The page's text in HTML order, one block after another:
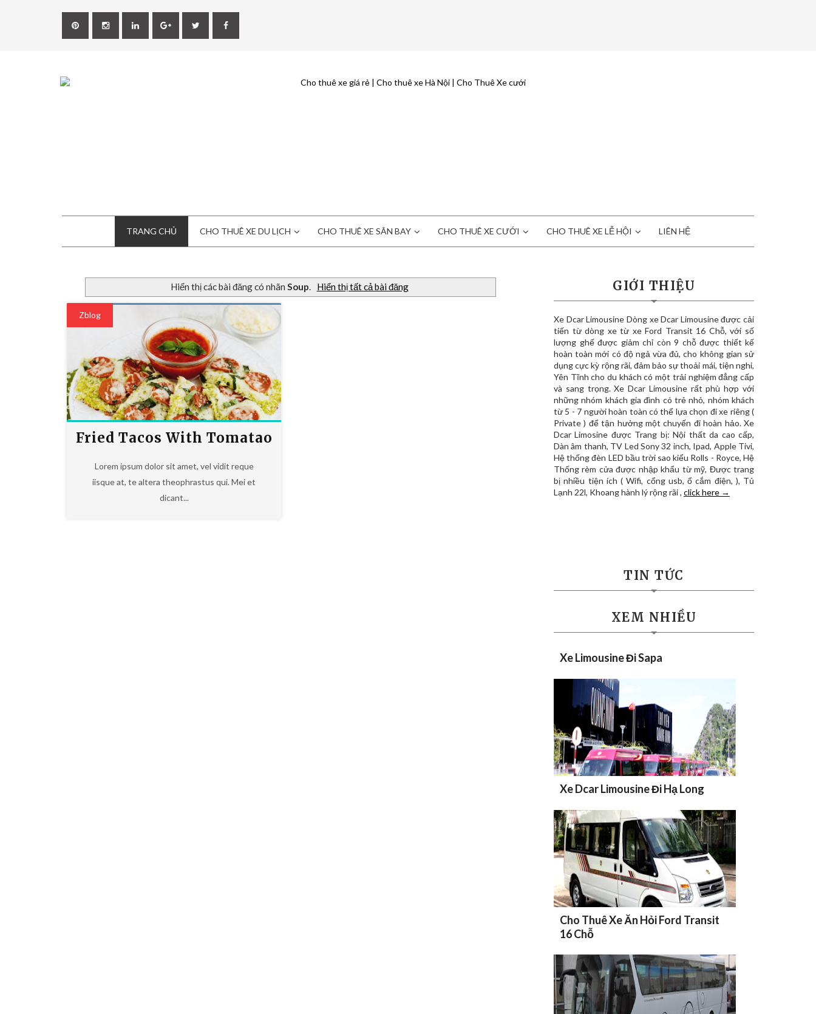
TRANG CHỦ CHO THUÊ XE DU LỊCH CHO THUÊ XE SÂN BAY CHO THUÊ XE CƯỚI CHO THUÊ XE LỄ HỘI LIÊN HỆ
Hiển thị các bài đăng có nhãnSoup. Hiển thị tất cả bài đăng
Fried Tacos With Tomatao
Salad And Red Curry,
Lorem ipsum dolor sit amet, vel vidit reque
iisque at, te altera theophrastus qui. Mei et
dicant...
Zblog
GIỚI THIỆU
Xe Dcar Limousine Dòng xe Dcar Limousine được cải
tiến từ dòng xe từ xe Ford Transit 16 Chỗ, với số
lượng ghế được giảm chỉ còn 9 chỗ được thiết kế
hoàn toàn mới có độ ngả vừa đủ, cho không gian sử
dụng cực kỳ rộng rãi, đảm bảo sự thoải mái, tiện nghi,
Yên Tĩnh cho du khách có một trải nghiệm đẳng cấp
và sang trọng. Xe Dcar Limousine rất phù hợp với
những nhóm khách gia đình có trẻ nhỏ, nhóm khách
từ 5 - 7 người hoàn toàn có thể lựa chọn đi xe riêng (
Private ) để tận hưởng một chuyến đi hoàn hảo. Xe
Dcar Limosine được Trang bị: Nội thất da cao cấp,
Dàn âm thanh, TV Led Sony 32 inch, Ipad, Apple Tivi,
Hệ thống đèn LED bầu trời sao kiểu Rolls - Royce, Hệ
Thống rèm cửa được nhập khẩu từ mỹ, Được trang
bị nhiều tiện ích ( Wifi, cổng usb, ổ cắm điện, ), Tủ
Lạnh 22l, Khoang hành lý rộng rãi , click here →
TIN TỨC
XEM NHIỀU
Xe Limousine Đi Sapa
Xe Dcar Limousine Đi Hạ Long
Cho Thuê Xe Ăn Hỏi Ford Transit
16 Chỗ